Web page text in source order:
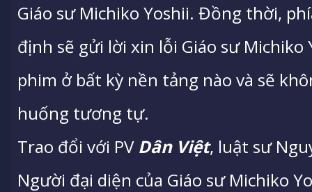
Giáo sư Michiko Yoshii. Đồng thời,
định sẽ gửi lời xin lỗi Giáo sư
phim ở bất kỳ nền tảng nào và sẽ
huống tương tự.
Trao đổi với PV Dân Việt, luật sư
Người đại diện của Giáo sư Michiko